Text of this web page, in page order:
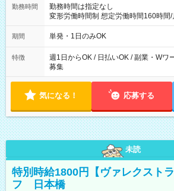
勤務時間
勤務時間は指定なし
変形労働時間制 想定労働時間160時間/月 【シフト例】 ・8：
～21：00
期間 単発・1日のみOK
特徴
週1日からOK / 日払いOK / 副業・Wワ
募集
気になる！ 応募する
未読
特別時給1800円【ヴァレクスト
フ 日本橋